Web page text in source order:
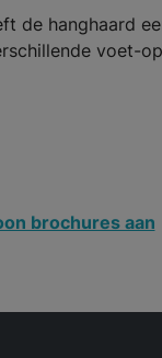
de hanghaard
voet-
brochures aan